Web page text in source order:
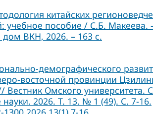
китайских
учебное пособие / С.Б. Макеева.
дом ВКН, 2026. – 163 с.
демографического
восточной провинции
Вестник Омского университета.
науки. 2026. Т. 13. № 1 (49). С. 7-16.